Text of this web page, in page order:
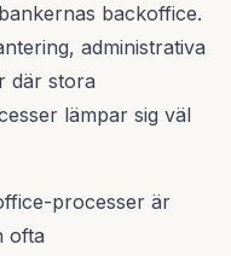
backoffice.
administrativa
där stora
lämpar sig väl
processer är
ofta